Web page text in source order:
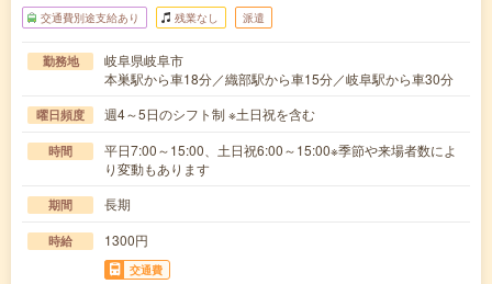
交通費別途支給あり 残業なし 派遣
勤務地
岐阜県岐阜市
本巣駅から車18分／織部駅から車15分／岐阜駅から車30分
曜日頻度 週4～5日のシフト制 ※土日祝を含む
時間
平日7:00～15:00、土日祝6:00～15:00※季節や来場者数によ
り変動もあります
期間 長期
時給 1300円
交通費